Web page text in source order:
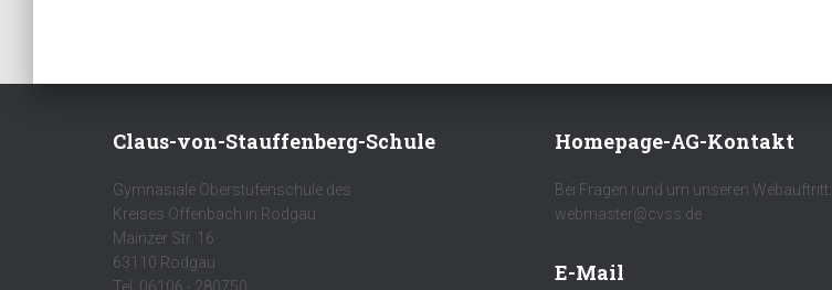
Claus-von-Stauffenberg-Schule
Gymnasiale Oberstufenschule des
Kreises Offenbach in Rodgau
Mainzer Str. 16
63110 Rodgau
Homepage-AG-Kontakt
Bei Fragen rund um unseren Webauftritt:
webmaster@cvss.de
E-Mail